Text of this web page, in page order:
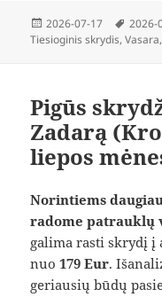
Paskelbta
2026-07-17 Žymos
2026-
Tiesioginis skrydis,Vasara
Pigūs
Zadarą
liepos
Norintiems
radome patrauklų
galima rasti skrydį į
nuo179 Eur.
geriausių būdų